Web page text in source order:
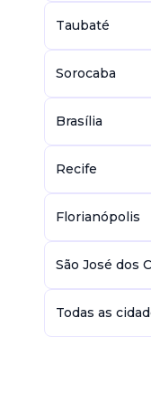
Taubaté
Sorocaba
Brasília
Recife
Florianópolis
São José dos
Todas as